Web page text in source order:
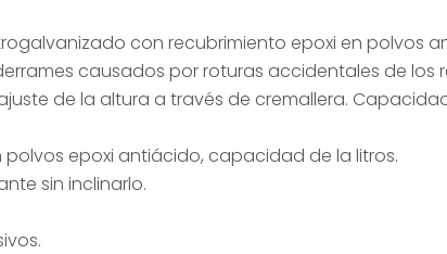
con recubrimiento epoxi en polvos
causados por roturas accidentales de los
de la altura a través de cremallera.
epoxi antiácido, capacidad de la litros.
sin inclinarlo.